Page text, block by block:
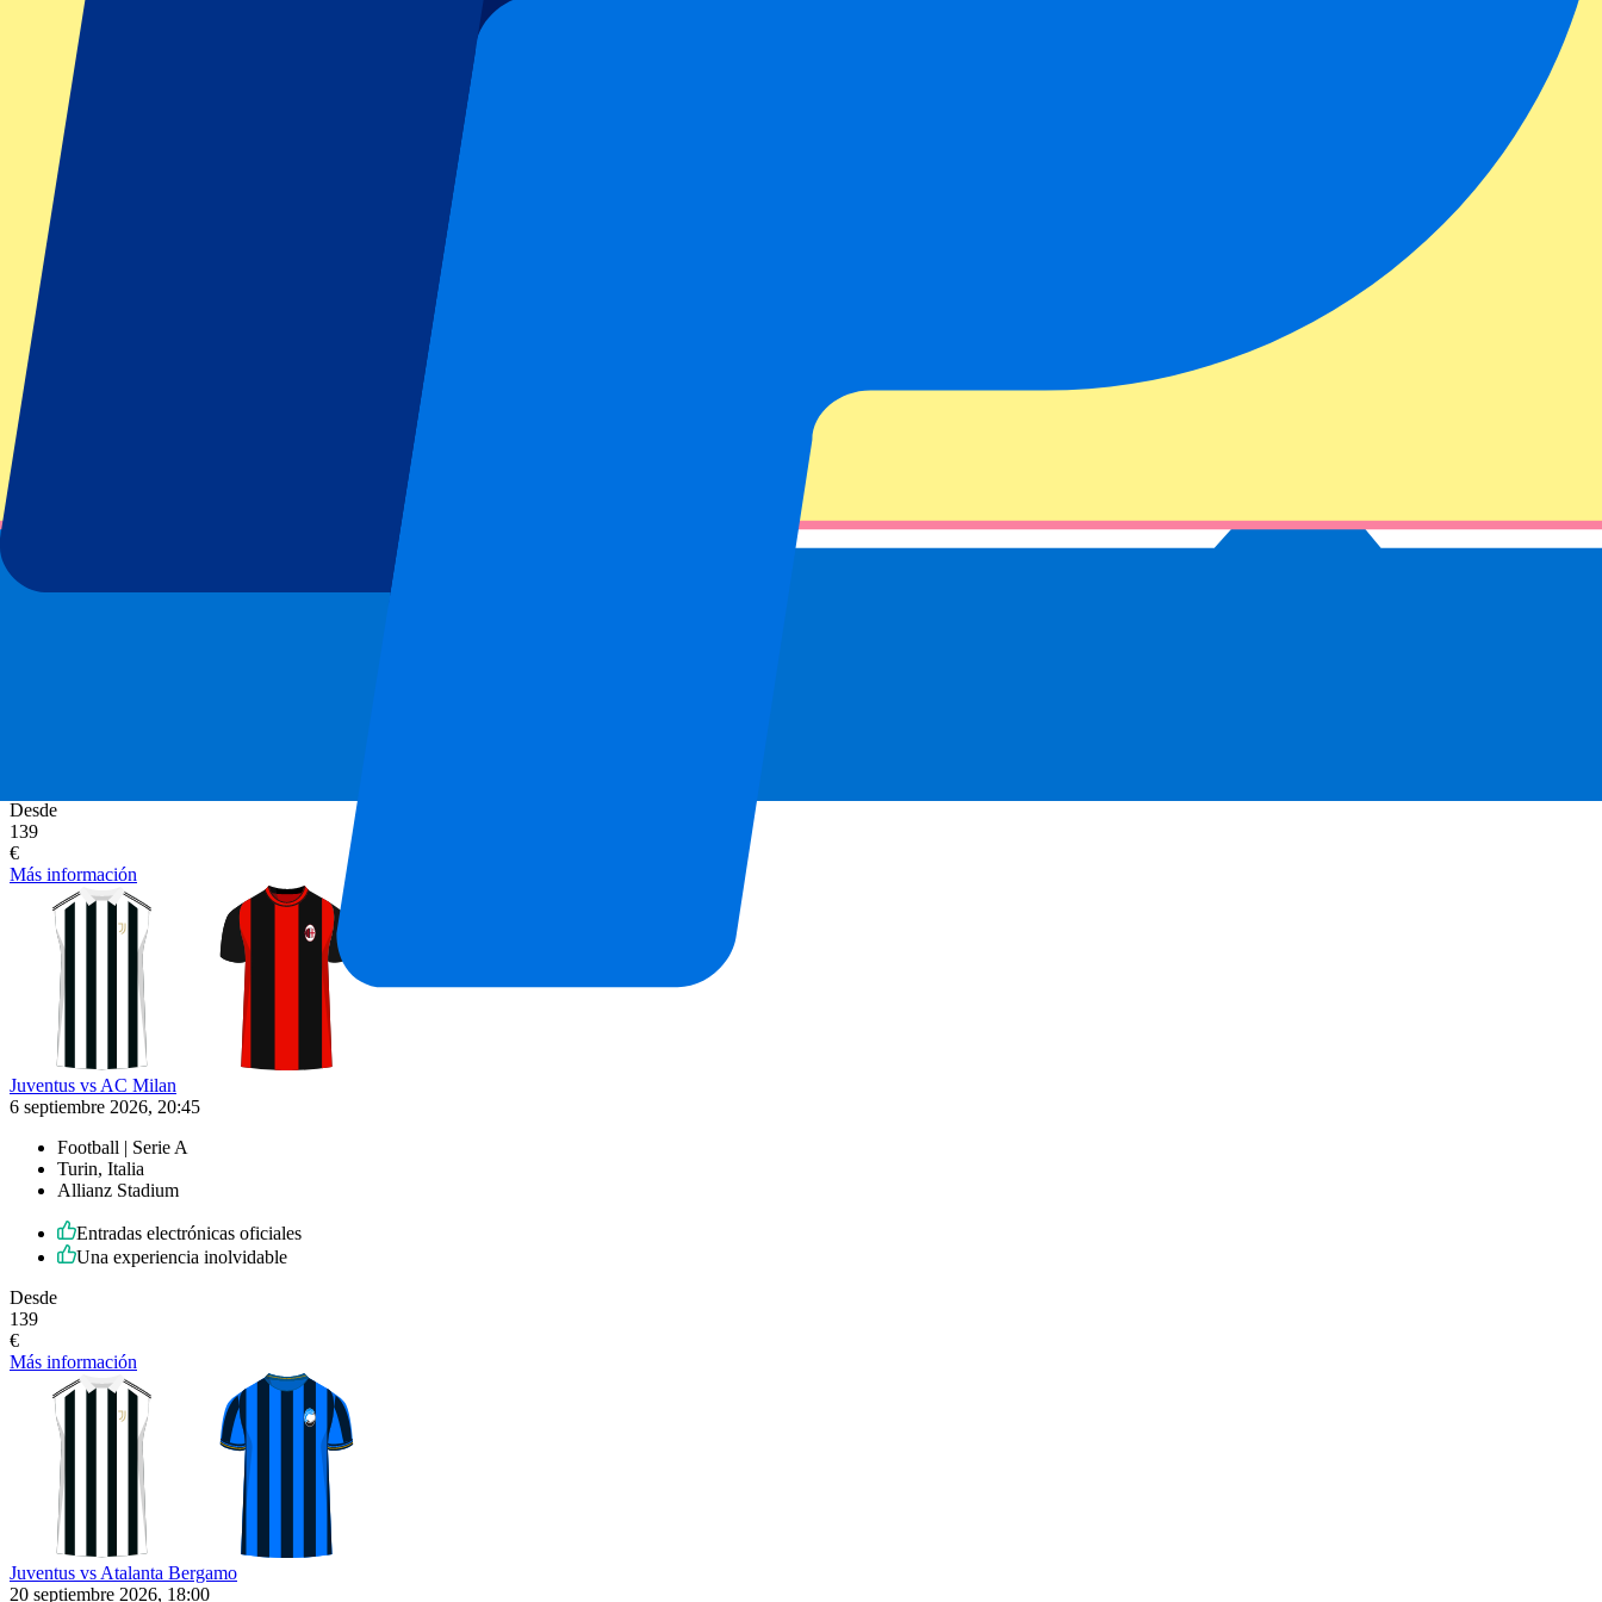
Más información
Juventus vs Parma Calcio 1913
29 agosto 2026, 20:45
Desde
Desde
139
€
Más información
Juventus vs AC Milan
6 septiembre 2026, 20:45
Football | Serie A
Turin, Italia
Allianz Stadium
Entradas electrónicas oficiales
Una experiencia inolvidable
Desde
139
€
Más información
Juventus vs Atalanta Bergamo
20 septiembre 2026, 18:00